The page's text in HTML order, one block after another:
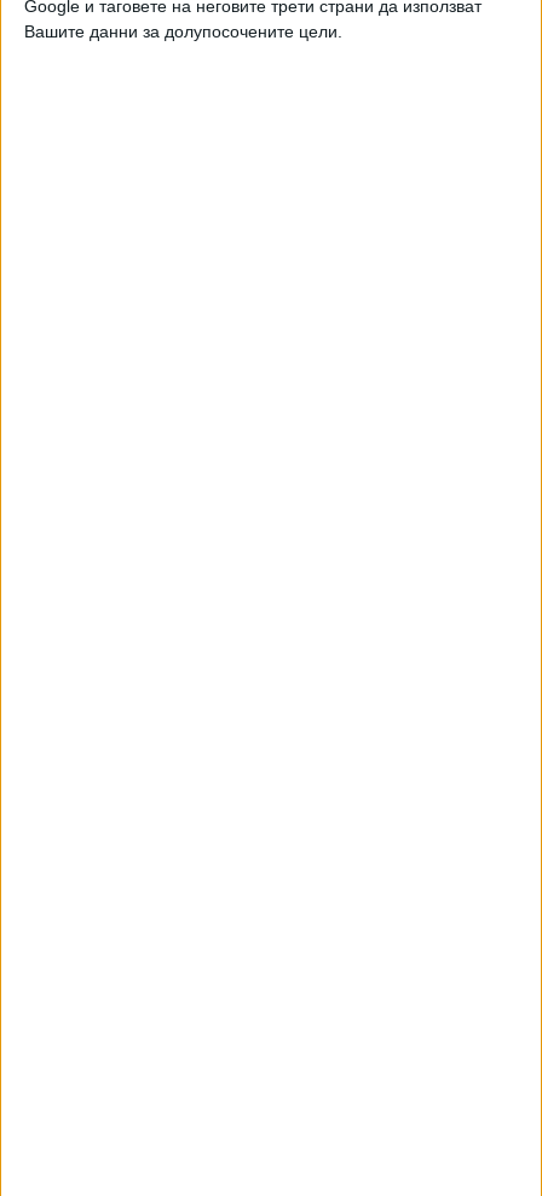
Google и таговете на неговите трети страни да използват
Вашите данни за долупосочените цели.
Сега Лагард потвърди прогнозите, които направи преди